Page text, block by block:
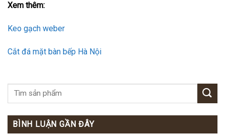
Xem thêm:
Keo gạch weber
Cắt đá mặt bàn bếp Hà Nội
BÌNH LUẬN GẦN ĐÂY